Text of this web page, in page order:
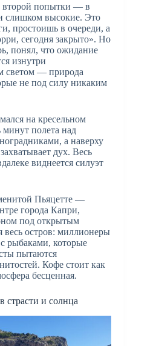
второй попытки — в
слишком высокие. Это
простоишь в очереди, а
сегодня закрыто». Но
понял, что ожидание
изнутри
светом — природа
не под силу никаким
на кресельном
полета над
а наверху
дух. Весь
виднеется силуэт
Пьяцетте —
города Капри,
под открытым
весь остров: миллионеры
рыбаками, которые
пытаются
Кофе стоит как
бесценная.
страсти и солнца